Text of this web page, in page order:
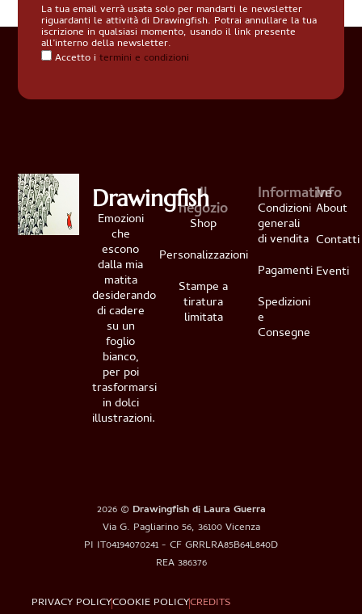
La tua email verrà usata solo per mandarti le newsletter
riguardanti le attività di Drawingfish. Potrai annullare la tua
iscrizione in qualsiasi momento, usando il link presente
all’interno della newsletter.
Accetto itermini e condizioni
Drawingfish
Emozioni
che
escono
dalla mia
matita
desiderando
di cadere
su un
foglio
bianco,
per poi
trasformarsi
in dolci
illustrazioni.
Il
negozio
Shop
Personalizzazioni
Stampe a
tiratura
limitata
Informative
Condizioni
generali
di vendita
Pagamenti
Spedizioni
e
Consegne
Info
About
Contatti
Eventi
2026 © Drawingfish di Laura Guerra
Via G. Pagliarino 56, 36100 Vicenza
PI IT04194070241 - CF GRRLRA85B64L840D
REA 386376
PRIVACY POLICYCOOKIE POLICYCREDITS